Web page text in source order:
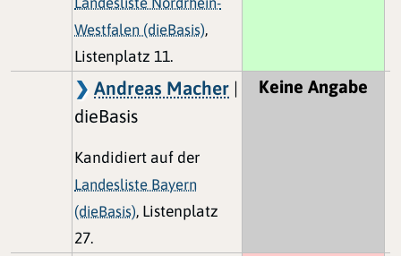
Westfalen (dieBasis),
Listenplatz 11.
Andreas Macher |
dieBasis
Kandidiert auf der
Landesliste Bayern
(dieBasis), Listenplatz
27.
Keine Angabe